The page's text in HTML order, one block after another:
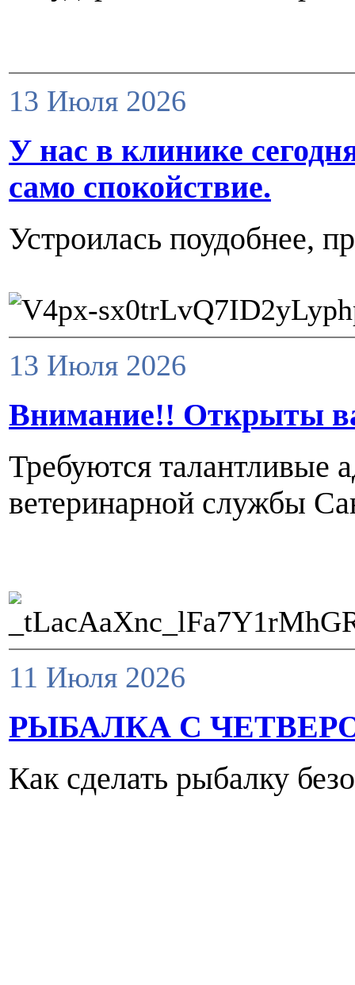
13 Июля 2026
У нас в клинике
само спокойствие.
Устроилась поудобнее,
13 Июля 2026
Внимание!! Открыты
Требуются талантливые
ветеринарной службы
11 Июля 2026
РЫБАЛКА С
Как сделать рыбалку